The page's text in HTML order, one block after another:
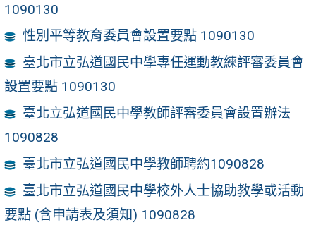
1090130
性別平等教育委員會設置要點 1090130
臺北市立弘道國民中學專任運動教練評審委員會
設置要點 1090130
臺北立弘道國民中學教師評審委員會設置辦法
1090828
臺北市立弘道國民中學教師聘約1090828
臺北市立弘道國民中學校外人士協助教學或活動
要點 (含申請表及須知) 1090828